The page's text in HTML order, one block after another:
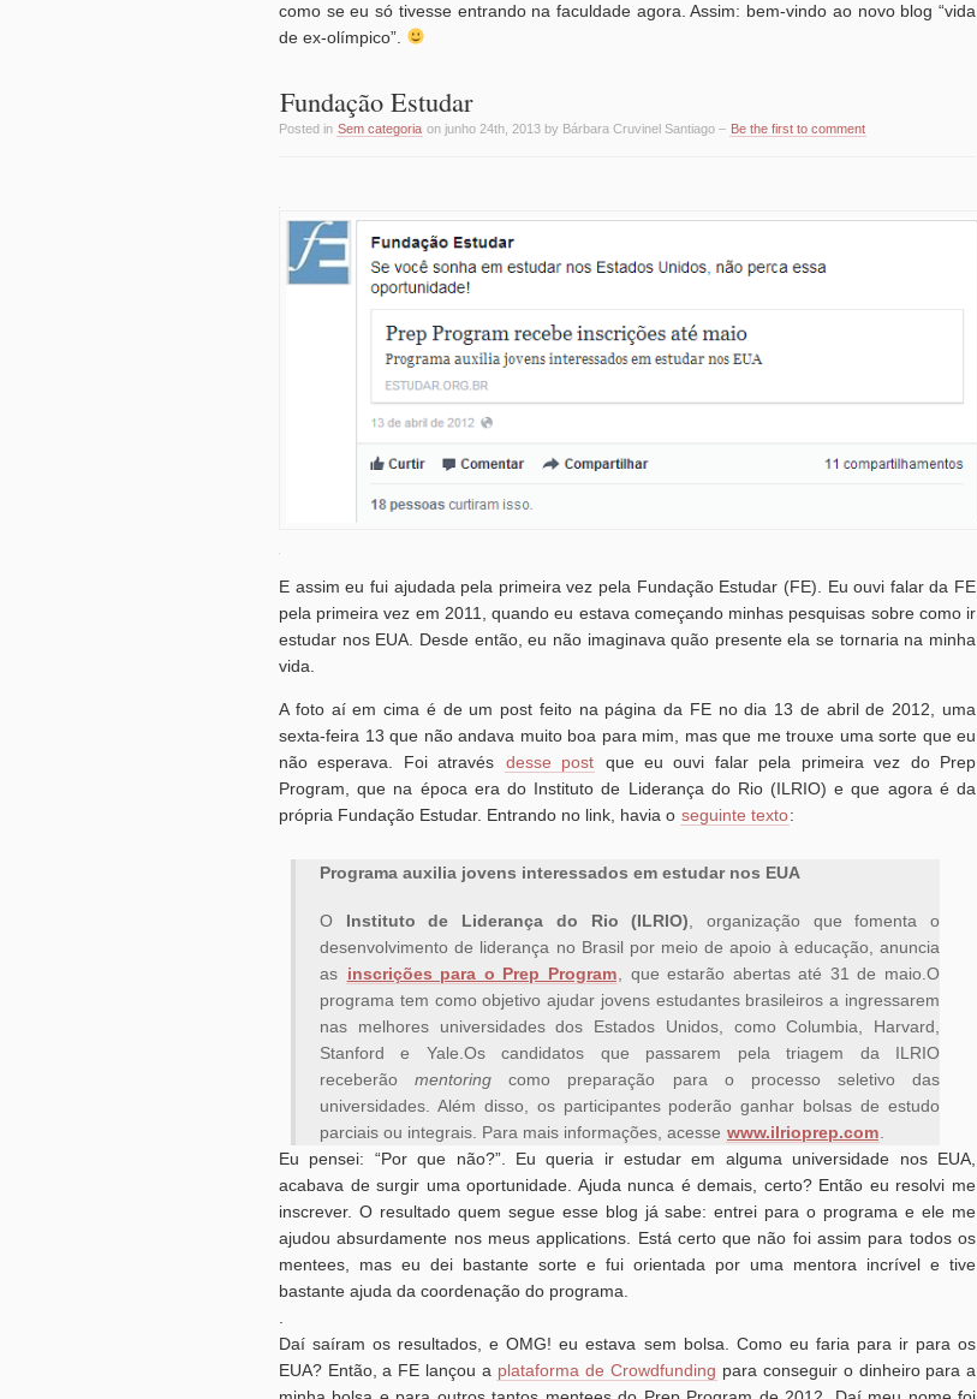
como se eu só tivesse entrando na faculdade agora. Assim: bem-vindo ao novo blog “vida
de ex-olímpico”.
Fundação Estudar
Posted in Sem categoria on junho 24th, 2013 by Bárbara Cruvinel Santiago – Be the first to comment
E assim eu fui ajudada pela primeira vez pela Fundação Estudar (FE). Eu ouvi falar da FE
pela primeira vez em 2011, quando eu estava começando minhas pesquisas sobre como ir
estudar nos EUA. Desde então, eu não imaginava quão presente ela se tornaria na minha
vida.
A foto aí em cima é de um post feito na página da FE no dia 13 de abril de 2012, uma
sexta-feira 13 que não andava muito boa para mim, mas que me trouxe uma sorte que eu
não esperava. Foi através desse post que eu ouvi falar pela primeira vez do Prep
Program, que na época era do Instituto de Liderança do Rio (ILRIO) e que agora é da
própria Fundação Estudar. Entrando no link, havia o seguinte texto:
Programa auxilia jovens interessados em estudar nos EUA
O Instituto de Liderança do Rio (ILRIO), organização que fomenta o
desenvolvimento de liderança no Brasil por meio de apoio à educação, anuncia
as inscrições para o Prep Program, que estarão abertas até 31 de maio.O
programa tem como objetivo ajudar jovens estudantes brasileiros a ingressarem
nas melhores universidades dos Estados Unidos, como Columbia, Harvard,
Stanford e Yale.Os candidatos que passarem pela triagem da ILRIO
receberãomentoring como preparação para o processo seletivo das
universidades. Além disso, os participantes poderão ganhar bolsas de estudo
parciais ou integrais. Para mais informações, acesse www.ilrioprep.com.
Eu pensei: “Por que não?”. Eu queria ir estudar em alguma universidade nos EUA,
acabava de surgir uma oportunidade. Ajuda nunca é demais, certo? Então eu resolvi me
inscrever. O resultado quem segue esse blog já sabe: entrei para o programa e ele me
ajudou absurdamente nos meus applications. Está certo que não foi assim para todos os
mentees, mas eu dei bastante sorte e fui orientada por uma mentora incrível e tive
bastante ajuda da coordenação do programa.
.
Daí saíram os resultados, e OMG! eu estava sem bolsa. Como eu faria para ir para os
EUA? Então, a FE lançou a plataforma de Crowdfunding para conseguir o dinheiro para a